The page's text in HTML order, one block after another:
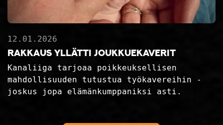
12.01.2026
Rakkaus yllätti joukkuekaverit
Kanaliiga tarjoaa poikkeuksellisen
mahdollisuuden tutustua työkavereihin -
joskus jopa elämänkumppaniksi asti.